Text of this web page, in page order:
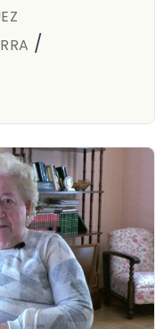
/